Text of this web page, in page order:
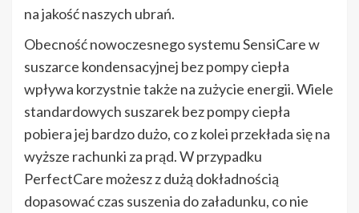
na jakość naszych ubrań.
Obecność nowoczesnego systemu SensiCare w
suszarce kondensacyjnej bez pompy ciepła
wpływa korzystnie także na zużycie energii. Wiele
standardowych suszarek bez pompy ciepła
pobiera jej bardzo dużo, co z kolei przekłada się na
wyższe rachunki za prąd. W przypadku
PerfectCare możesz z dużą dokładnością
dopasować czas suszenia do załadunku, co nie